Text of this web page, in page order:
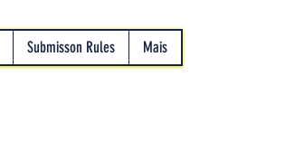
Submisson Rules Mais